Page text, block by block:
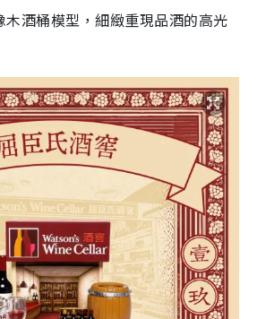
酒桶模型，細緻重現品酒的高光